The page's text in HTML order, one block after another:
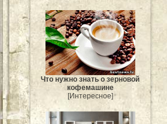
Что нужно знать о зерновой
кофемашине
[Интересное]